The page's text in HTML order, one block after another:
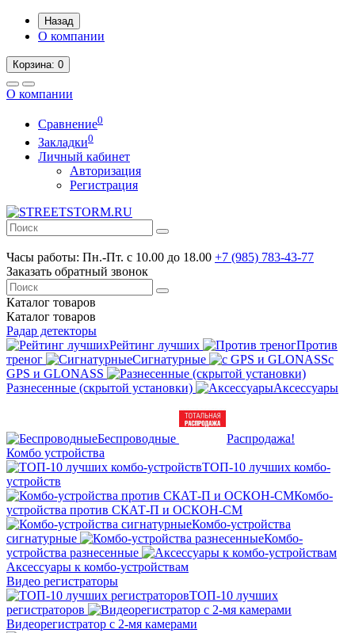
Назад
О компании
Корзина: 0
О компании
Сравнение0
Закладки0
Личный кабинет
Авторизация
Регистрация
Часы работы: Пн.-Пт. с 10.00 до 18.00 +7 (985) 783-43-77
Заказать обратный звонок
Каталог товаров
Каталог товаров
Радар детекторы
Рейтинг лучших
Против
треног
Сигнатурные
с
GPS и GLONASS
Разнесенные (скрытой установки)
Аксессуары
Беспроводные
Распродажа!
Комбо устройства
ТОП-10 лучших комбо-
устройств
Комбо-
устройства против СКАТ-П и ОСКОН-СМ
Комбо-устройства
сигнатурные
Комбо-
устройства разнесенные
Аксессуары к комбо-устройствам
Видео регистраторы
ТОП-10 лучших
регистраторов
Видеорегистратор с 2-мя камерами